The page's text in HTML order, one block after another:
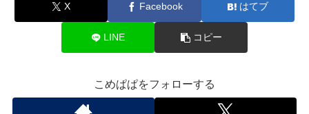
X Facebook はてブ
LINE コピー
こめぱぱをフォローする